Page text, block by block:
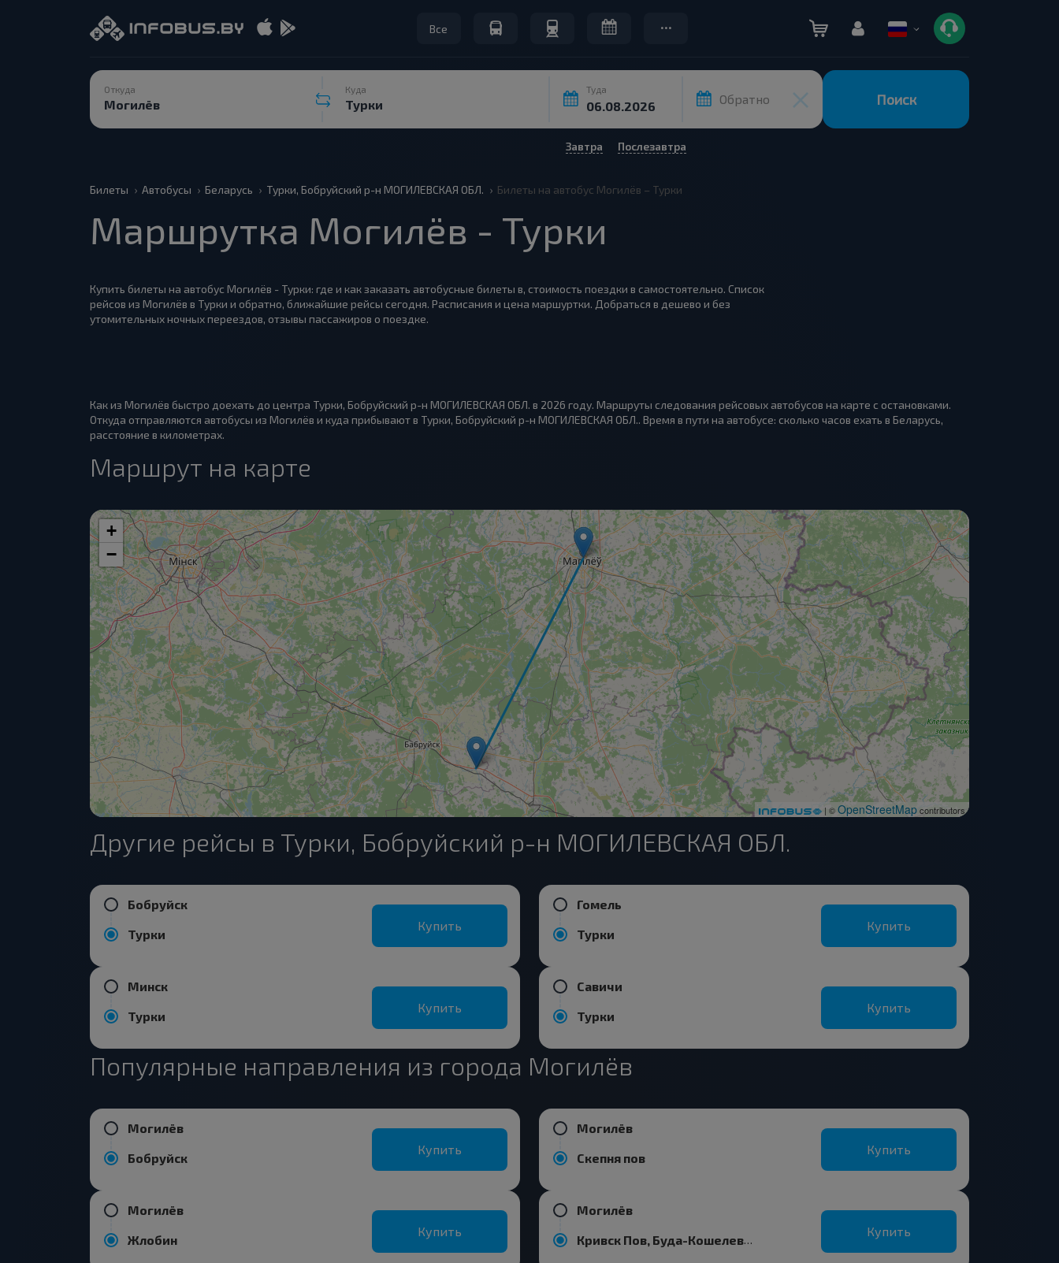
Все
Откуда Куда Туда
Обратно Поиск
Завтра Послезавтра
Билеты Автобусы Беларусь Турки, Бобруйский р-н МОГИЛЕВСКАЯ ОБЛ. Билеты на автобус Могилёв – Турки
Маршрутка Могилёв - Турки
Купить билеты на автобус Могилёв - Турки: где и как заказать автобусные билеты в, стоимость поездки в самостоятельно. Список
рейсов из Могилёв в Турки и обратно, ближайшие рейсы сегодня. Расписания и цена маршуртки. Добраться в дешево и без
утомительных ночных переездов, отзывы пассажиров о поездке.
Как из Могилёв быстро доехать до центра Турки, Бобруйский р-н МОГИЛЕВСКАЯ ОБЛ. в 2026 году. Маршруты следования рейсовых автобусов на карте с остановками.
Откуда отправляются автобусы из Могилёв и куда прибывают в Турки, Бобруйский р-н МОГИЛЕВСКАЯ ОБЛ.. Время в пути на автобусе: сколько часов ехать в Беларусь,
расстояние в километрах.
Маршрут на карте
+
−
| ©OpenStreetMapcontributors
Другие рейсы в Турки, Бобруйский р-н МОГИЛЕВСКАЯ ОБЛ.
Бобруйск
Турки
Купить
Минск
Турки
Купить
Гомель
Турки
Купить
Савичи
Турки
Купить
Популярные направления из города Могилёв
Могилёв
Бобруйск
Купить
Могилёв
Жлобин
Купить
Могилёв
Скепня пов
Купить
Могилёв
Кривск Пов, Буда-Кошелевский р-н ГОМЕЛЬСКАЯ ОБЛ. Беларусь
Купить